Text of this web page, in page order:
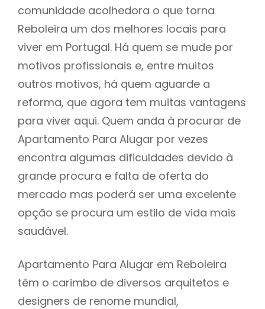
comunidade acolhedora o que torna
Reboleira um dos melhores locais para
viver em Portugal. Há quem se mude por
motivos profissionais e, entre muitos
outros motivos, há quem aguarde a
reforma, que agora tem muitas vantagens
para viver aqui. Quem anda à procurar de
Apartamento Para Alugar por vezes
encontra algumas dificuldades devido à
grande procura e falta de oferta do
mercado mas poderá ser uma excelente
opção se procura um estilo de vida mais
saudável.
Apartamento Para Alugar em Reboleira
têm o carimbo de diversos arquitetos e
designers de renome mundial,